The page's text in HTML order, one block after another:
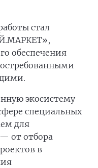
стал
обеспечения
экосистему
специальных
для
от отбора
в